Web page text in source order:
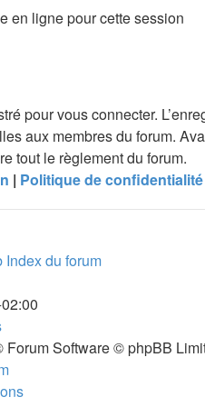
en ligne pour cette session
pour vous connecter.
aux membres du forum.
tout le règlement du forum.
| Politique de confidentialité
Index du forum
Forum Software © phpBB